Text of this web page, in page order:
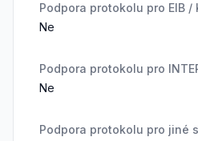
Podpora protokolu pro EIB /
Ne
Podpora protokolu pro
Ne
Podpora protokolu pro jiné